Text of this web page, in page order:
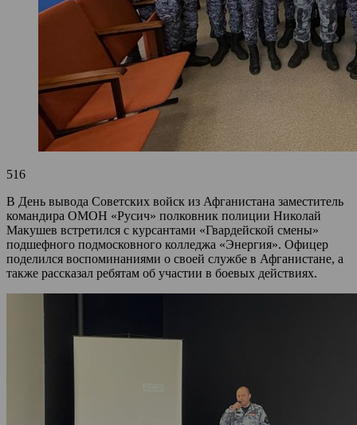
516
В День вывода Советских войск из Афганистана заместитель
командира ОМОН «Русич» полковник полиции Николай
Макушев встретился с курсантами «Гвардейской смены»
подшефного подмосковного колледжа «Энергия». Офицер
поделился воспоминаниями о своей службе в Афганистане, а
также рассказал ребятам об участии в боевых действиях.